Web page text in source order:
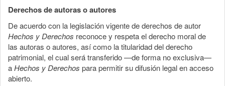
Derechos de autoras o autores
De acuerdo con la legislación vigente de derechos de autor
Hechos y Derechos reconoce y respeta el derecho moral de
las autoras o autores, así como la titularidad del derecho
patrimonial, el cual será transferido —de forma no exclusiva—
aHechos y Derechos para permitir su difusión legal en acceso
abierto.